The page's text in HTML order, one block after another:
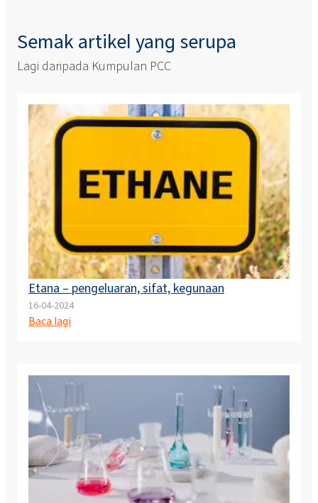
Semak artikel yang serupa
Lagi daripada Kumpulan PCC
Etana – pengeluaran, sifat, kegunaan
16-04-2024
Baca lagi